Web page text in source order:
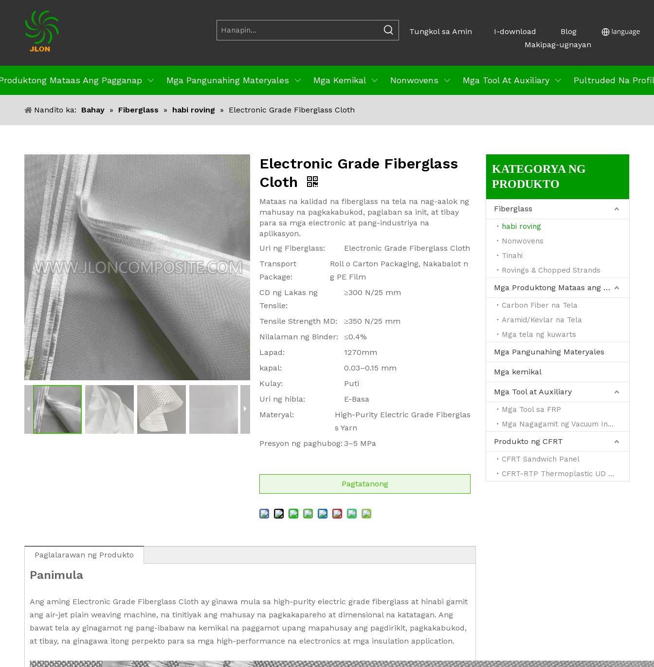
Tungkol sa Amin I-download
Blog
Makipag-ugnayan
Mataas Ang Pagganap Mga Pangunahing Materyales Mga Kemikal Nonwovens Mga Tool At Auxiliary Pultruded Na
Nandito ka: Bahay » Fiberglass » habi roving » Electronic Grade Fiberglass Cloth
Electronic Grade Fiberglass
Cloth
Mataas na kalidad na fiberglass na tela na nag-aalok ng
mahusay na pagkakabukod, paglaban sa init, at tibay
para sa mga electronic at pang-industriya na
aplikasyon.
Uri ng Fiberglass:
Electronic Grade Fiberglass Cloth
Transport
Package:
Roll o Carton Packaging, Nakabalot n
g PE Film
CD ng Lakas ng
Tensile:
≥300 N/25 mm
Tensile Strength MD:
≥350 N/25 mm
Nilalaman ng Binder:
≤0.4%
Lapad:
1270mm
kapal:
0.03–0.15 mm
Kulay:
Puti
Uri ng hibla:
E-Basa
Materyal:
High-Purity Electric Grade Fiberglas
s Yarn
Presyon ng paghubog: 3–5 MPa
Pagtatanong
Paglalarawan ng Produkto
Panimula
Ang aming Electronic Grade Fiberglass Cloth ay ginawa mula sa high-purity electric grade fiberglass at hinabi gamit
ang air-jet plain weaving machine, na tinitiyak ang mahusay na pagkakapareho at dimensional na katatagan. Ang
bawat tela ay ginagamot ng pang-ibabaw na kemikal na paggamot upang mapahusay ang pagdirikit, pagkakabukod,
at tibay, na ginagawa itong perpekto para sa mga high-performance na electronics at mga insulation application.
KATEGORYA NG
PRODUKTO
Fiberglass
habi roving
Nonwovens
Tinahi
Rovings & Chopped Strands
Mga Produktong Mataas ang Pagganap
Carbon Fiber na Tela
Aramid/Kevlar na Tela
Mga tela ng kuwarts
Mga Pangunahing Materyales
Mga kemikal
Mga Tool at Auxiliary
Mga Tool sa FRP
Mga Nagagamit ng Vacuum Infusion
Produkto ng CFRT
CFRT Sandwich Panel
CFRT-RTP Thermoplastic UD Tape para sa Reinforced